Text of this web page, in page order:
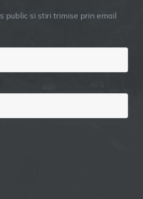
public si stiri trimise prin email